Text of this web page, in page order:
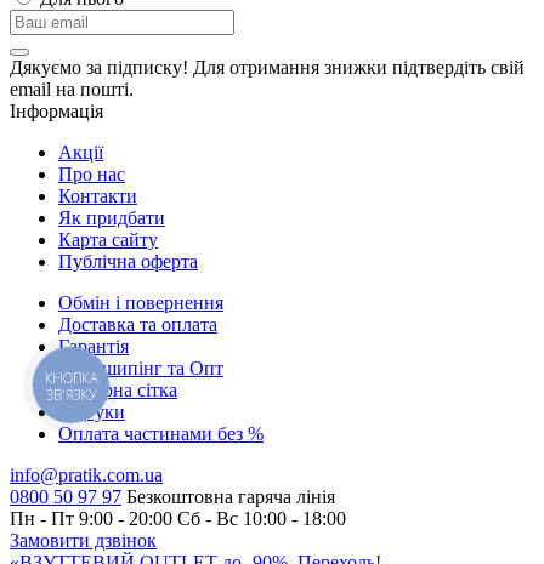
Дякуємо за підписку! Для отримання знижки підтвердіть свій
email на пошті.
Інформація
Акції
Про нас
Контакти
Як придбати
Карта сайту
Публiчна оферта
Обмін і повернення
Доставка та оплата
Гарантiя
Дропшипінг та Опт
Розмірна сітка
Відгуки
Оплата частинами без %
info@pratik.com.ua
0800 50 97 97 Безкоштовна гаряча лінія
Пн - Пт 9:00 - 20:00 Сб - Вс 10:00 - 18:00
Замовити дзвінок
КНОПКА
ЗВ'ЯЗКУ